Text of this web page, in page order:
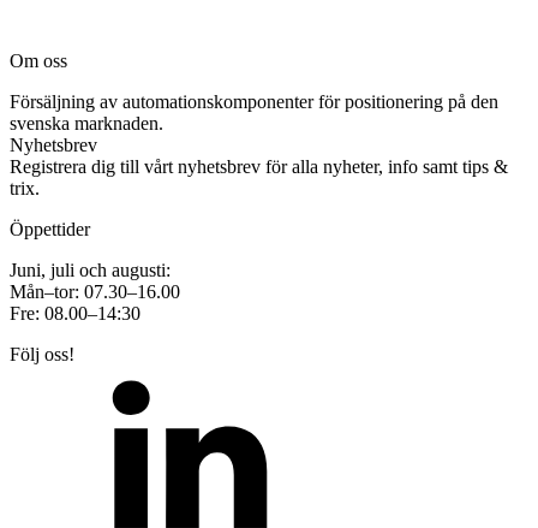
Om oss
Försäljning av automationskomponenter för positionering på den
svenska marknaden.
Nyhetsbrev
Registrera dig till vårt nyhetsbrev för alla nyheter, info samt tips &
trix.
Öppettider
Juni, juli och augusti:
Mån–tor: 07.30–16.00
Fre: 08.00–14:30
Följ oss!